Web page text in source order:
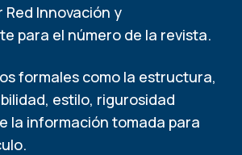
Innovación y
para el número de la revista.
como la estructura,
estilo, rigurosidad
la información tomada para